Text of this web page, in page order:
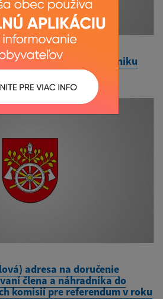
nebezpečenstva vzniku
adresa na doručenie
člena a náhradníka do
komisií pre referendum v roku